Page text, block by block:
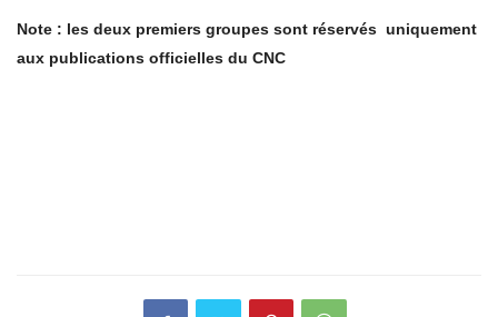
Note : les deux premiers groupes sont réservés uniquement
aux publications officielles du CNC